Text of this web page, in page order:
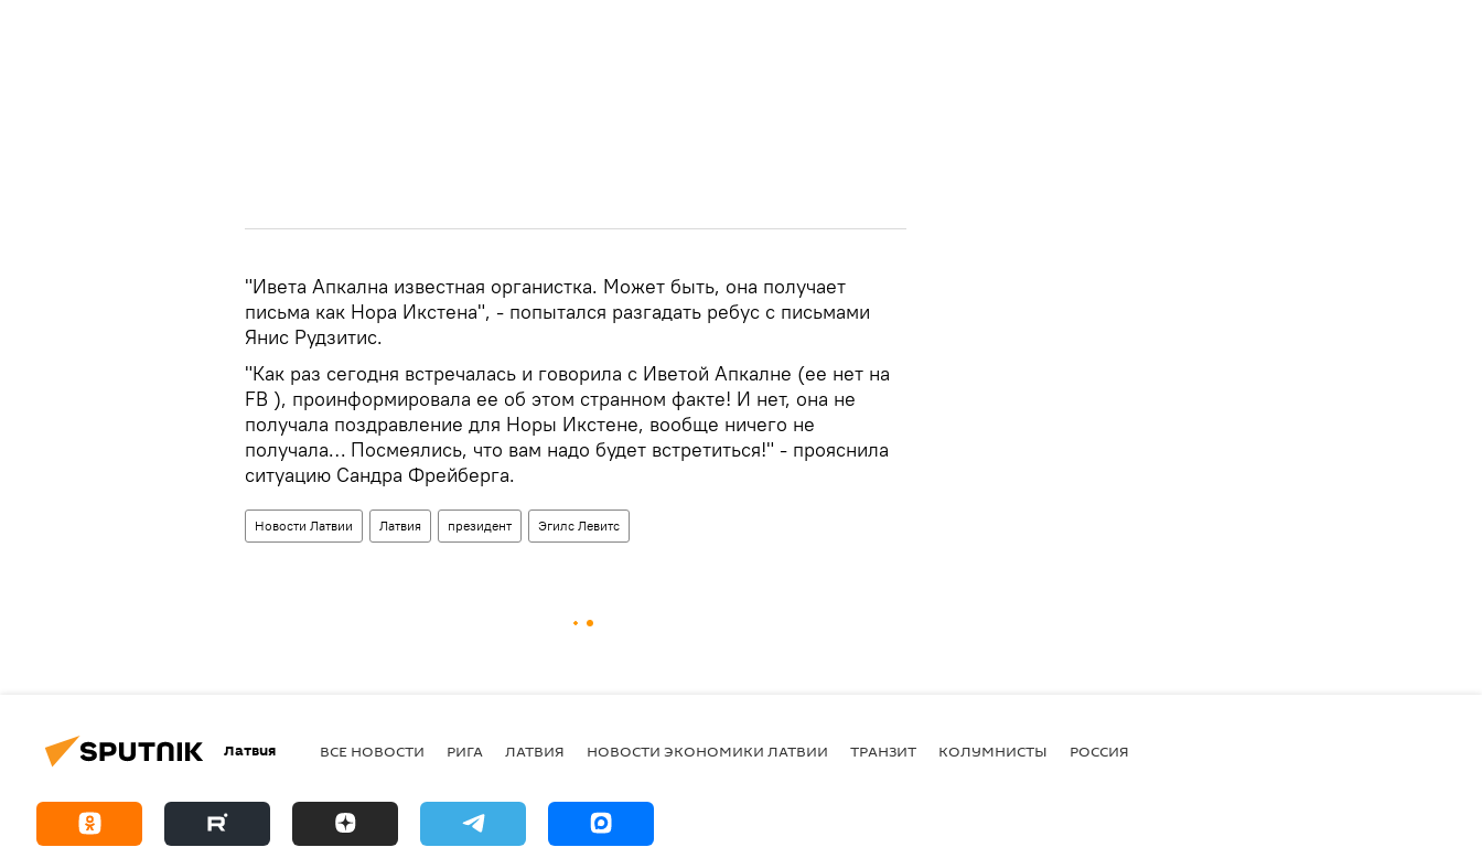
"Ивета Апкална известная органистка. Может быть, она получает
письма как Нора Икстена", - попытался разгадать ребус с письмами
Янис Рудзитис.
"Как раз сегодня встречалась и говорила с Иветой Апкалне (ее нет на
FB ), проинформировала ее об этом странном факте! И нет, она не
получала поздравление для Норы Икстене, вообще ничего не
получала… Посмеялись, что вам надо будет встретиться!" - прояснила
ситуацию Сандра Фрейберга.
Новости Латвии Латвия президент Эгилс Левитс
Латвия ВСЕ НОВОСТИ РИГА ЛАТВИЯ НОВОСТИ ЭКОНОМИКИ ЛАТВИИ ТРАНЗИТ КОЛУМНИСТЫ РОССИЯ